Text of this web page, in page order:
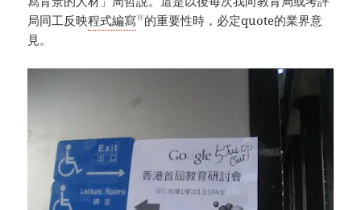
局同工反映程式編寫W的重要性時，必定quote的業界意
見。